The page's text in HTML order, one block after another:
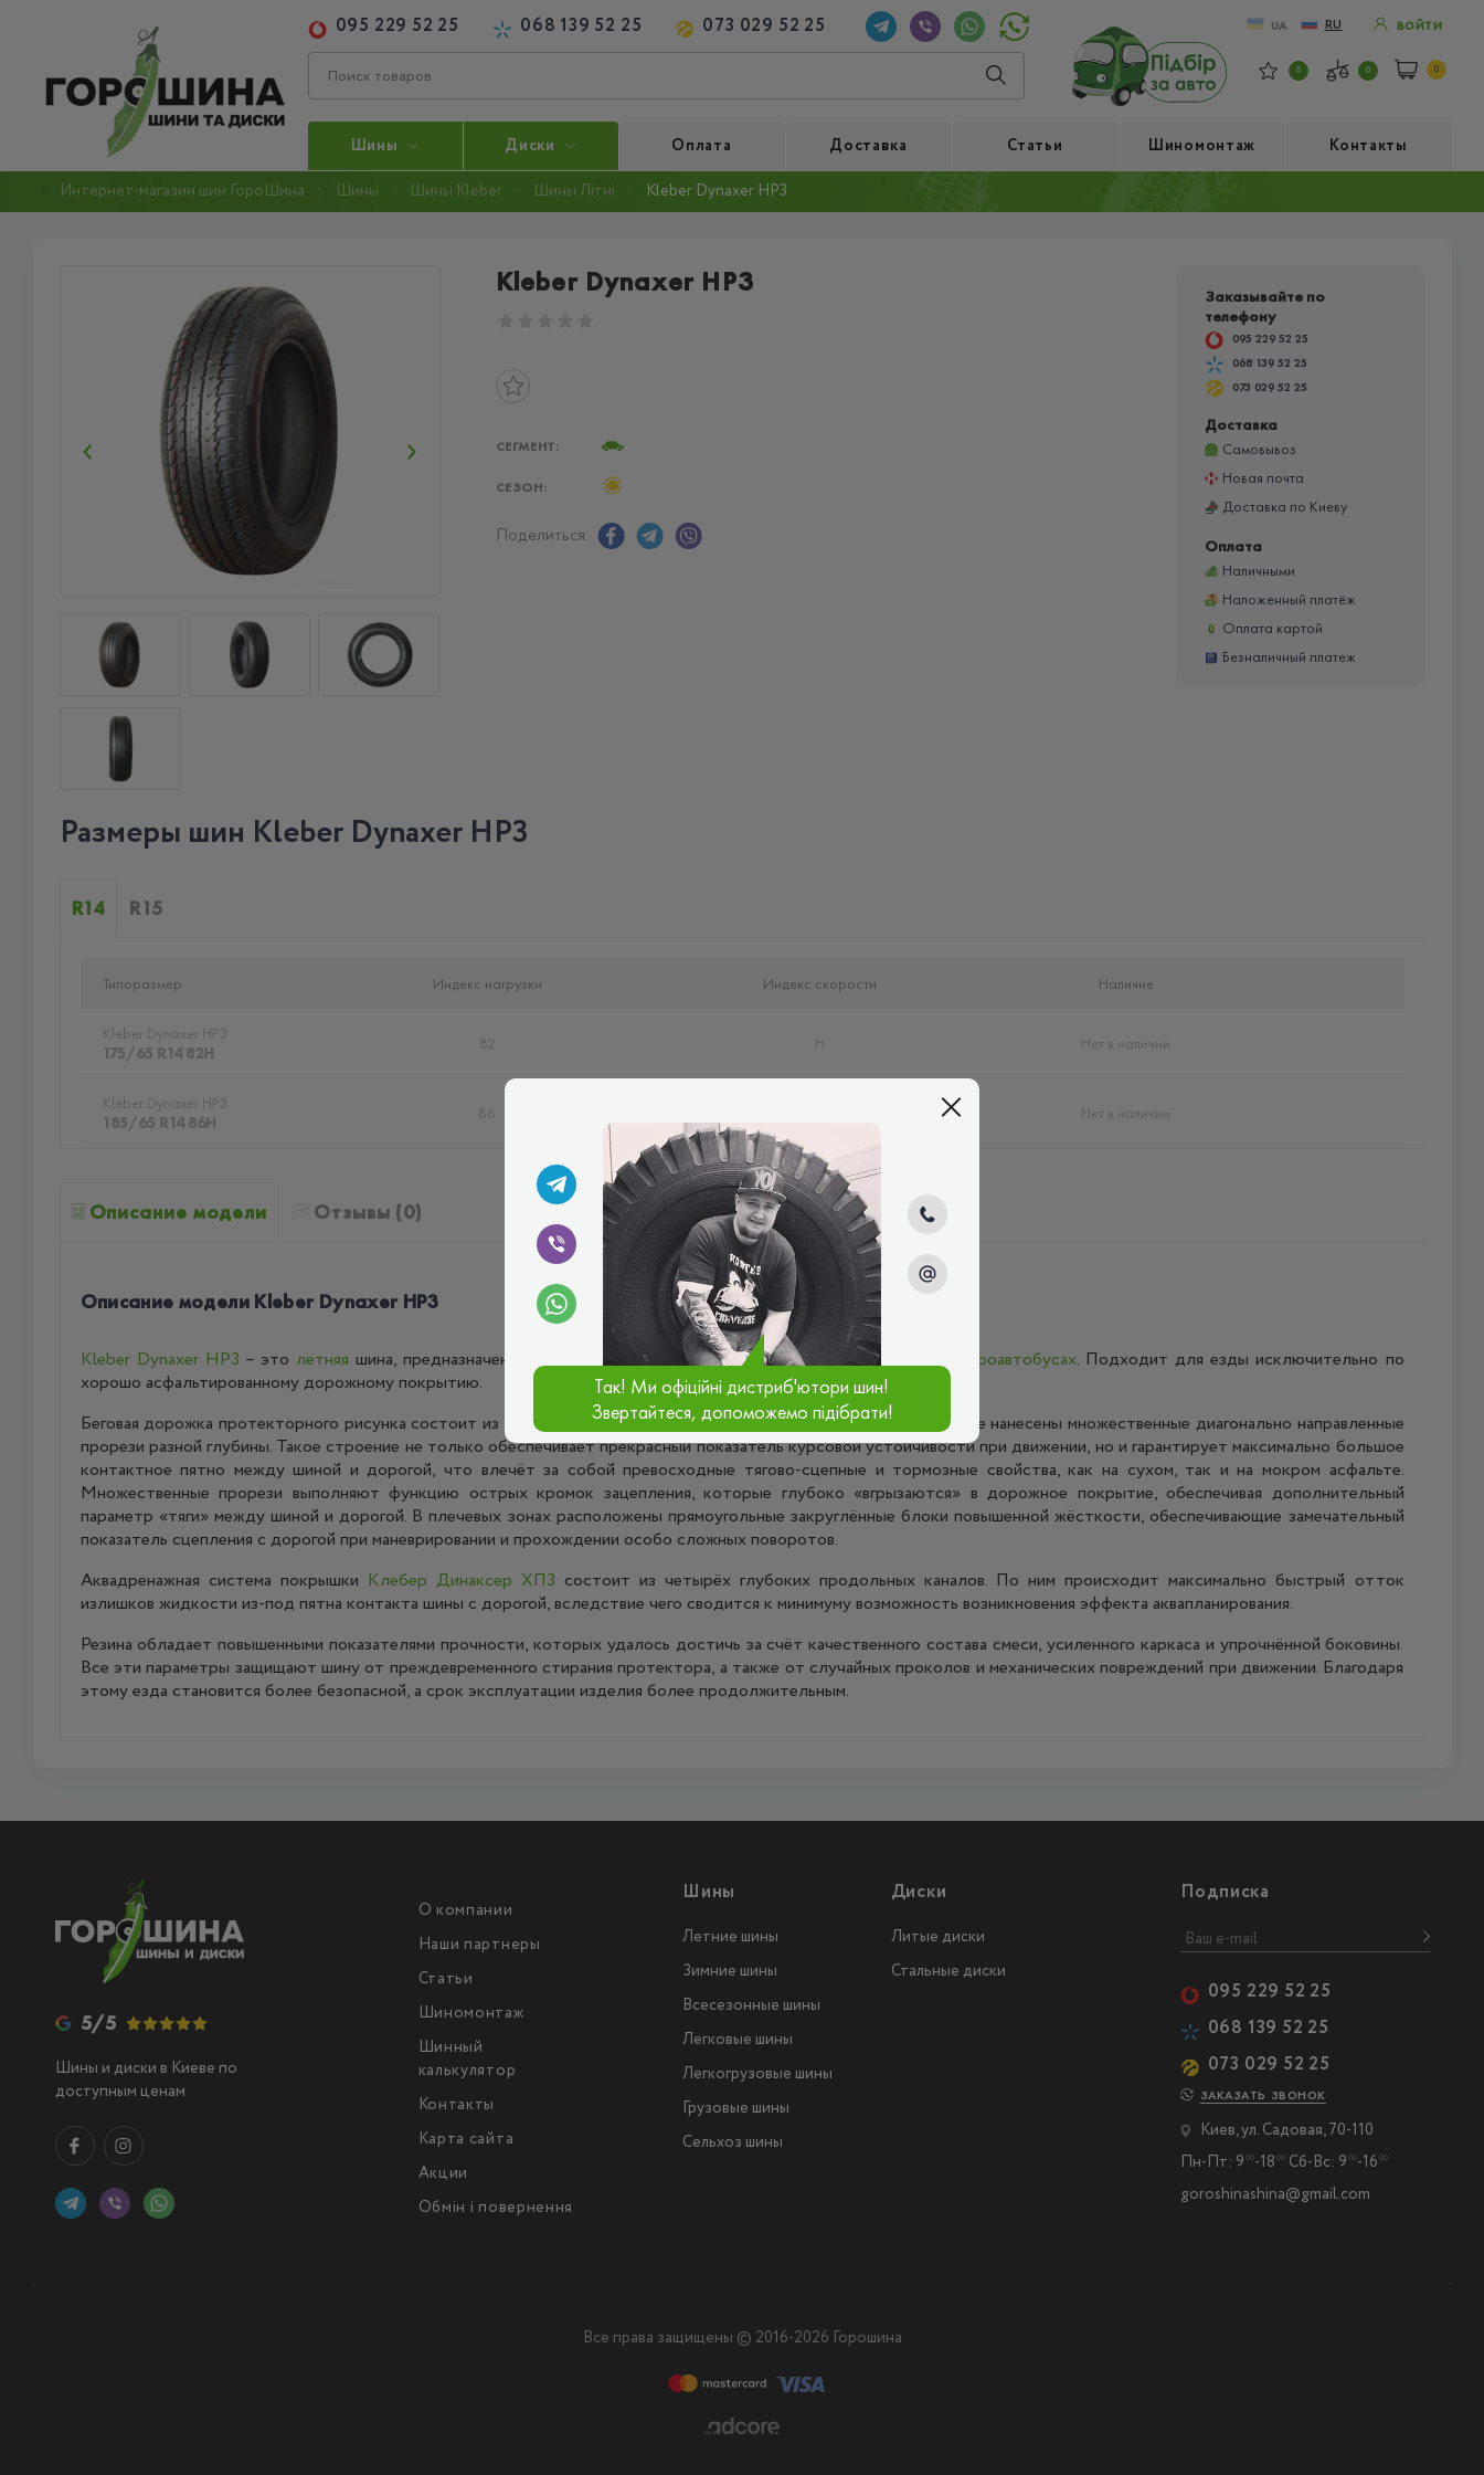
095 229 52 25 068 139 52 25 073 029 52 25 UA RU ВОЙТИ
0 0 0
Шины Диски Оплата Доставка Статьи Шиномонтаж Контакты
Интернет-магазин шин ГороШина Шины Шины Kleber Шины Літні Kleber Dynaxer HP3
Kleber Dynaxer HP3
СЕГМЕНТ:
СЕЗОН:
Поделиться:
Заказывайте по
телефону
095 229 52 25
068 139 52 25
073 029 52 25
Доставка
Самовывоз
Новая почта
Доставка по Киеву
Оплата
Наличными
Наложенный платёж
Оплата картой
Безналичный платеж
Размеры шин Kleber Dynaxer HP3
R14 R15
Типоразмер Индекс нагрузки Индекс скорости Наличие
Kleber Dynaxer HP3
175/65 R14 82H
82 H Нет в наличии
Kleber Dynaxer HP3
185/65 R14 86H
86 Нет в наличии
Описание модели Отзывы (0)
Описание модели Kleber Dynaxer HP3
Kleber Dynaxer HP3 – это летняя шина, предназначенная для эксплуатации на малотоннажных грузовиках и микроавтобусах. Подходит для езды исключительно по
хорошо асфальтированному дорожному покрытию.
Беговая дорожка протекторного рисунка состоит из трёх продольных рёбер повышенной жёсткости, на которые нанесены множественные диагонально направленные
прорези разной глубины. Такое строение не только обеспечивает прекрасный показатель курсовой устойчивости при движении, но и гарантирует максимально большое
контактное пятно между шиной и дорогой, что влечёт за собой превосходные тягово-сцепные и тормозные свойства, как на сухом, так и на мокром асфальте.
Множественные прорези выполняют функцию острых кромок зацепления, которые глубоко «вгрызаются» в дорожное покрытие, обеспечивая дополнительный
параметр «тяги» между шиной и дорогой. В плечевых зонах расположены прямоугольные закруглённые блоки повышенной жёсткости, обеспечивающие замечательный
показатель сцепления с дорогой при маневрировании и прохождении особо сложных поворотов.
Аквадренажная система покрышки Клебер Динаксер ХП3 состоит из четырёх глубоких продольных каналов. По ним происходит максимально быстрый отток
излишков жидкости из-под пятна контакта шины с дорогой, вследствие чего сводится к минимуму возможность возникновения эффекта аквапланирования.
Резина обладает повышенными показателями прочности, которых удалось достичь за счёт качественного состава смеси, усиленного каркаса и упрочнённой боковины.
Все эти параметры защищают шину от преждевременного стирания протектора, а также от случайных проколов и механических повреждений при движении. Благодаря
этому езда становится более безопасной, а срок эксплуатации изделия более продолжительным.
5/5
Шины и диски в Киеве по
доступным ценам
О компании
Наши партнеры
Статьи
Шиномонтаж
Шинный
калькулятор
Контакты
Карта сайта
Акции
Обмін і повернення
Шины
Летние шины
Зимние шины
Всесезонные шины
Легковые шины
Легкогрузовые шины
Грузовые шины
Сельхоз шины
Диски
Литые диски
Стальные диски
Подписка
095 229 52 25
068 139 52 25
073 029 52 25
ЗАКАЗАТЬ ЗВОНОК
Киев, ул. Садовая, 70-110
Пн-Пт: 9 00-18 00Сб-Вс: 9 00-16 00
goroshinashina@gmail.com
Все права защищены © 2016-2026 Горошина
Так! Ми офіційні дистриб'ютори шин!
Звертайтеся, допоможемо підібрати!